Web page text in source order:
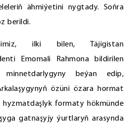
ähmiýetini nygtady. Soňra
berildi.
ilki bilen, Täjigistan
Emomali Rahmona bildirilen
minnetdarlygyny beýan edip,
özüni özara hormat
hyzmatdaşlyk formaty hökmünde
gatnaşyjy ýurtlaryň arasynda